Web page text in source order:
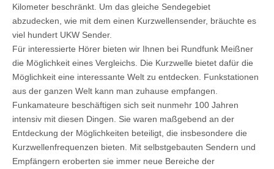
Kilometer beschränkt. Um das gleiche Sendegebiet
abzudecken, wie mit dem einen Kurzwellensender, bräuchte es
viel hundert UKW Sender.
Für interessierte Hörer bieten wir Ihnen bei Rundfunk Meißner
die Möglichkeit eines Vergleichs. Die Kurzwelle bietet dafür die
Möglichkeit eine interessante Welt zu entdecken. Funkstationen
aus der ganzen Welt kann man zuhause empfangen.
Funkamateure beschäftigen sich seit nunmehr 100 Jahren
intensiv mit diesen Dingen. Sie waren maßgebend an der
Entdeckung der Möglichkeiten beteiligt, die insbesondere die
Kurzwellenfrequenzen bieten. Mit selbstgebauten Sendern und
Empfängern eroberten sie immer neue Bereiche der